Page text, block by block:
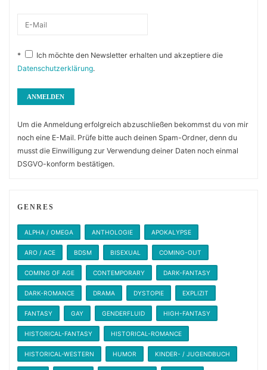
*
Ich möchte den Newsletter erhalten und akzeptiere die
Datenschutzerklärung.
Um die Anmeldung erfolgreich abzuschließen bekommst du von mir
noch eine E-Mail. Prüfe bitte auch deinen Spam-Ordner, denn du
musst die Einwilligung zur Verwendung deiner Daten noch einmal
DSGVO-konform bestätigen.
GENRES
ALPHA / OMEGA ANTHOLOGIE APOKALYPSE
ARO / ACE BDSM BISEXUAL COMING-OUT
COMING OF AGE CONTEMPORARY DARK-FANTASY
DARK-ROMANCE DRAMA DYSTOPIE EXPLIZIT
FANTASY GAY GENDERFLUID HIGH-FANTASY
HISTORICAL-FANTASY HISTORICAL-ROMANCE
HISTORICAL-WESTERN HUMOR KINDER- / JUGENDBUCH